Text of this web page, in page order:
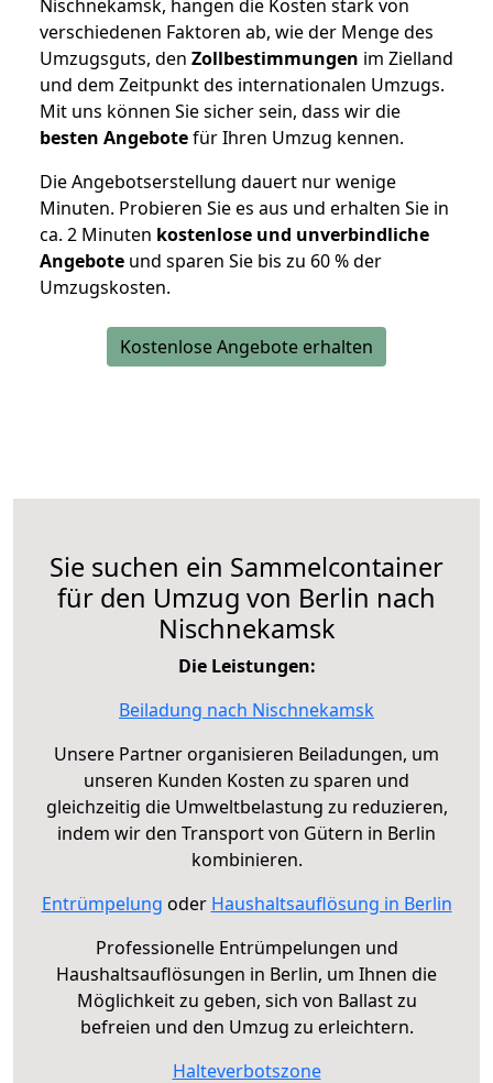
Nischnekamsk, hängen die Kosten stark von
verschiedenen Faktoren ab, wie der Menge des
Umzugsguts, den Zollbestimmungen im Zielland
und dem Zeitpunkt des internationalen Umzugs.
Mit uns können Sie sicher sein, dass wir die
besten Angebotefür Ihren Umzug kennen.
Die Angebotserstellung dauert nur wenige
Minuten. Probieren Sie es aus und erhalten Sie in
ca. 2 Minuten kostenlose und unverbindliche
Angebote und sparen Sie bis zu 60 % der
Umzugskosten.
Kostenlose Angebote erhalten
Sie suchen ein Sammelcontainer
für den Umzug von Berlin nach
Nischnekamsk
Die Leistungen:
Beiladung nach Nischnekamsk
Unsere Partner organisieren Beiladungen, um
unseren Kunden Kosten zu sparen und
gleichzeitig die Umweltbelastung zu reduzieren,
indem wir den Transport von Gütern in Berlin
kombinieren.
Entrümpelung oder Haushaltsauflösung in Berlin
Professionelle Entrümpelungen und
Haushaltsauflösungen in Berlin, um Ihnen die
Möglichkeit zu geben, sich von Ballast zu
befreien und den Umzug zu erleichtern.
Halteverbotszone